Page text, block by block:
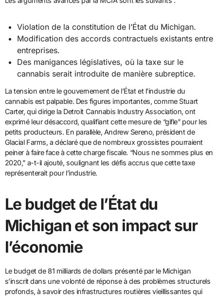
Violation de la constitution de l’État du Michigan.
Modification des accords contractuels existants entre
entreprises.
Des manigances législatives, où la taxe sur le
cannabis serait introduite de manière subreptice.
La tension entre le gouvernement de l’État et l’industrie du
cannabis est palpable. Des figures importantes, comme Stuart
Carter, qui dirige la Detroit Cannabis Industry Association, ont
exprimé leur désaccord, qualifiant cette mesure de “gifle” pour les
petits producteurs. En parallèle, Andrew Sereno, président de
Glacial Farms, a déclaré que de nombreux grossistes pourraient
peiner à faire face à cette charge fiscale. “Nous ne sommes plus en
2020,” a-t-il ajouté, soulignant les défis accrus que cette taxe
représenterait pour l’industrie.
Le budget de l’État du
Michigan et son impact sur
l’économie
Le budget de 81 milliards de dollars présenté par le Michigan
s’inscrit dans une volonté de réponse à des problèmes structurels
profonds, à savoir des infrastructures routières vieillissantes qui